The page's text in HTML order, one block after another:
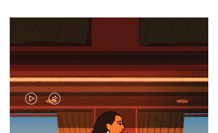
VIDEO
IS
VIDEO
IS